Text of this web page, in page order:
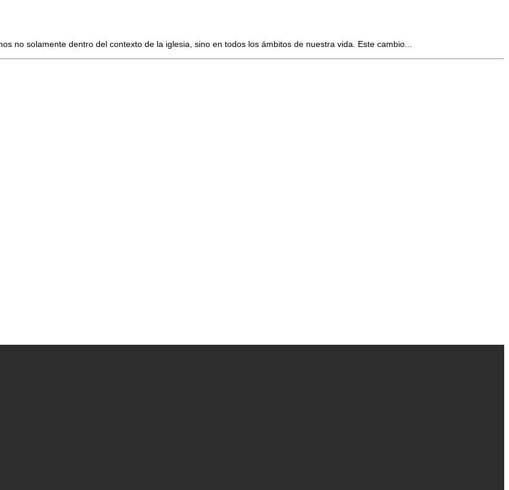
no solamente dentro del contexto de la iglesia, sino en todos los ámbitos de nuestra vida. Este cambio...